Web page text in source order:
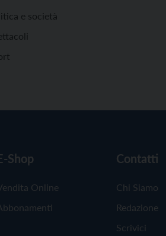
e società
Shop
Online
Contatti
Chi Siamo
Redazione
Scrivici